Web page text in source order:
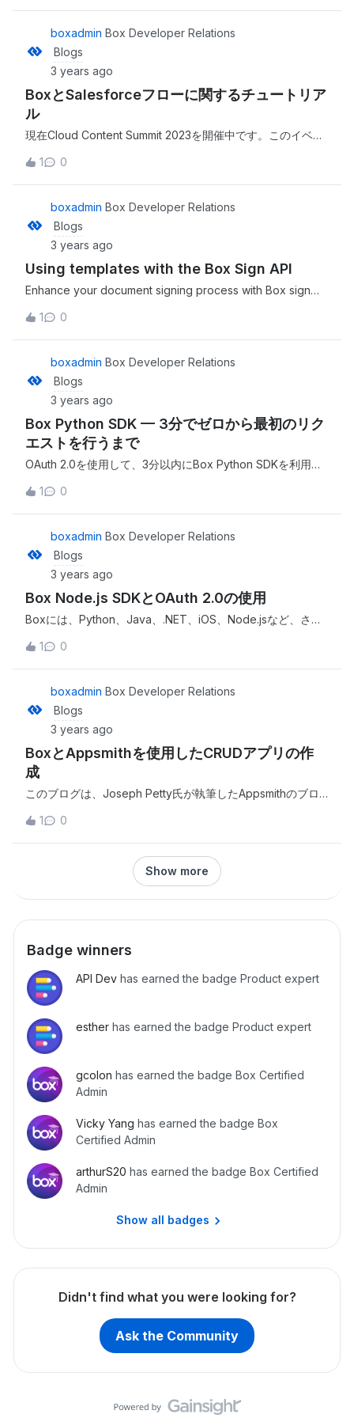
blog/building-a-crud-app-using-box-and-appsmith-
fb7eabf0236c?source=rss----a995c24848a3---4
boxadmin Box Developer Relations
Blogs
3 years ago
BoxとSalesforceフローに関するチュートリア
ル
現在Cloud Content Summit 2023を開催中です。このイベン
ます。(注: 本イベントはすでに終了しています) Box
Platformの使用に関する開発者向けの3つのセッションに加
え、その他にも見逃せないすばらしいデモや発表が多数用意
されています。 This is a companion discussion topic for
the original entry at https://medium.com/box-developer-
blog/box%E3%81%A8salesforce%E3%83%95%E3%83
%AD%E3%83%BC%E3%81%AB%E9%96%A2%E3%81%
99%E3%82%8B%E3%83%81%E3%83%A5%E3%83%B
C%E3%83%88%E3%83%AA%E3%82%A2%E3%83%AB
-e63e9bd18830?source=rss----a995c24848a3---4
1 0
boxadmin Box Developer Relations
Blogs
3 years ago
Using templates with the Box Sign API
Enhance your document signing process with Box sign
and pre-population of data via the API. This is a
companion discussion topic for the original entry at
https://medium.com/box-developer-blog/using-
templates-with-the-box-sign-api-3404688f21a7?
source=rss----a995c24848a3---4
1 0
boxadmin Box Developer Relations
Blogs
3 years ago
Box Python SDK — 3分でゼロから最初のリク
エストを行うまで
OAuth 2.0を使用して、3分以内にBox Python SDKを利用で
Box Platformの使用を開始できるようにする方法を探してい
ました。 This is a companion discussion topic for the
original entry at https://medium.com/box-developer-
blog/box-python-sdk-
3%E5%88%86%E3%81%A7%E3%82%BC%E3%83%AD
%E3%81%8B%E3%82%89%E6%9C%80%E5%88%9D
%E3%81%AE%E3%83%AA%E3%82%AF%E3%82%A8%
E3%82%B9%E3%83%88%E3%82%92%E8%A1%8C%E
3%81%86%E3%81%BE%E3%81%A7-dd54727500e2?
source=rss----a995c24848a3---4
1 0
boxadmin Box Developer Relations
Blogs
3 years ago
Box Node.js SDKとOAuth 2.0の使用
Boxには、Python、Java、.NET、iOS、Node.jsなど、さま
てシンプルなプロジェクトを作成し、ユーザーがOAuth 2.0
を使用して認証できるアプリを作成しましょう。このアプリ
は、ログインページと、Boxユーザーの基本データを含むメ
インページで構成し、OAuth 2.0認証に成功した後にアクセ
スできるようにします。 This is a companion discussion
topic for the original entry at https://medium.com/box-
developer-blog/box-node-js-sdk%E3%81%A8oauth-2-
0%E3%81%AE%E4%BD%BF%E7%94%A8-
df0058773c26?source=rss----a995c24848a3---4
1 0
boxadmin Box Developer Relations
Blogs
3 years ago
BoxとAppsmithを使用したCRUDアプリの作
成
このブログは、Joseph Petty氏が執筆したAppsmithのブロ
topic for the original entry at https://medium.com/box-
developer-
blog/box%E3%81%A8appsmith%E3%82%92%E4%BD%
BF%E7%94%A8%E3%81%97%E3%81%9Fcrud%E3%82
1 0
Show more
Badge winners
API Dev has earned the badge Product expert
esther has earned the badge Product expert
gcolon has earned the badge Box Certified
Admin
Vicky Yang has earned the badge Box
Certified Admin
arthurS20 has earned the badge Box Certified
Admin
Show all badges
Didn't find what you were looking for?
Ask the Community